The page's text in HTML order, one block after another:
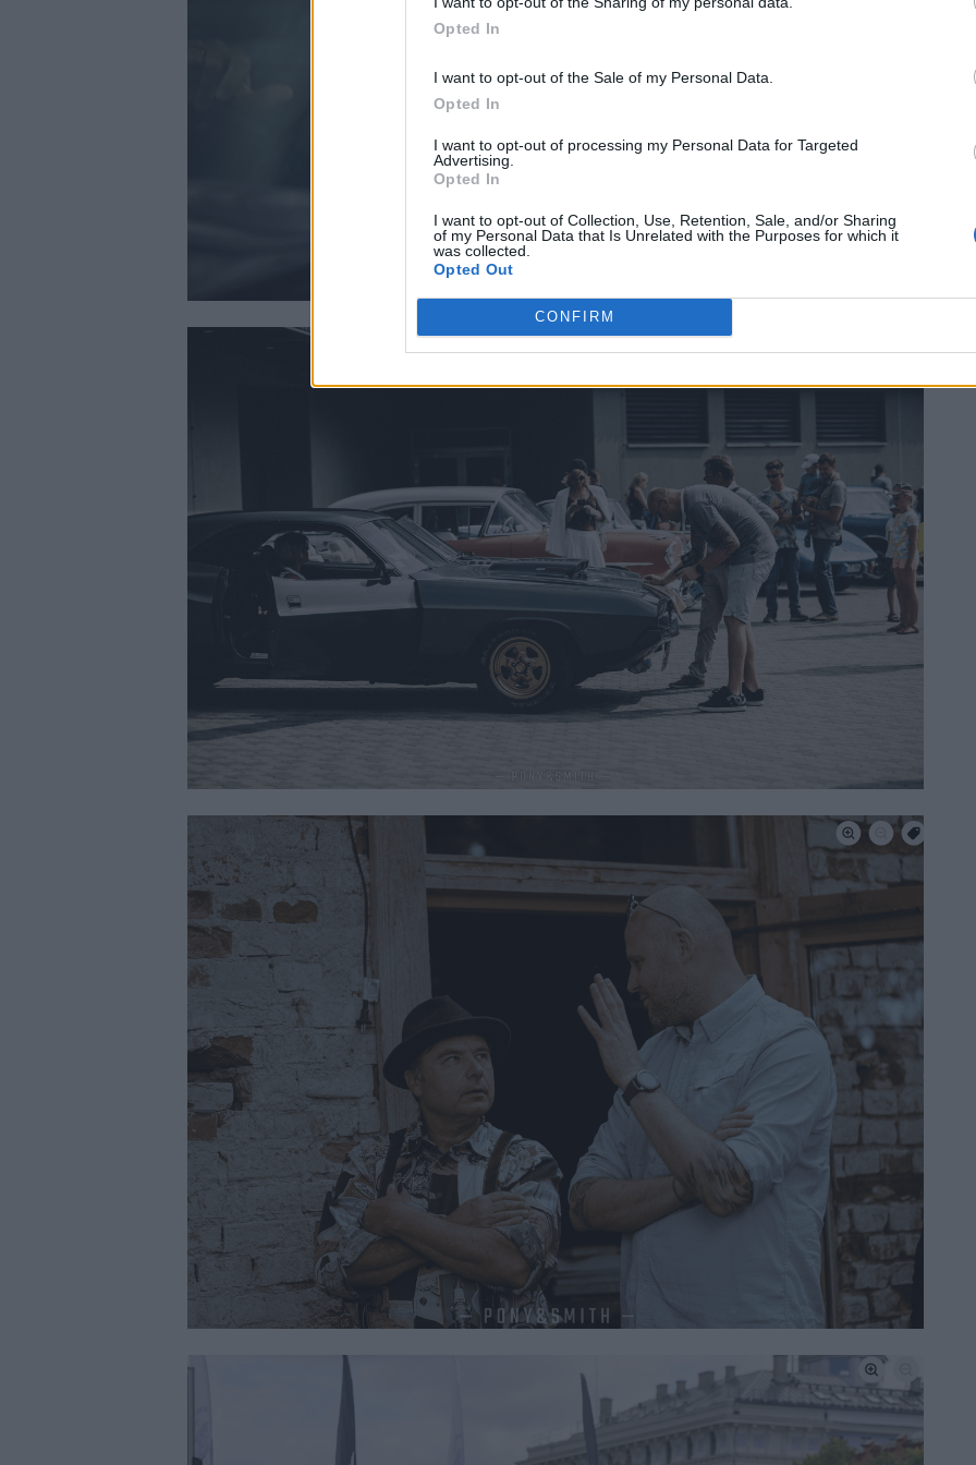
Opted In
I want to opt-out of the Sale of my Personal Data.
Opted In
I want to opt-out of processing my Personal Data for Targeted
Advertising.
Opted In
I want to opt-out of Collection, Use, Retention, Sale, and/or Sharing
of my Personal Data that Is Unrelated with the Purposes for which it
was collected.
Opted Out
CONFIRM